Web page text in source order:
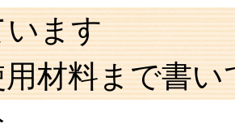
います
用材料まで書